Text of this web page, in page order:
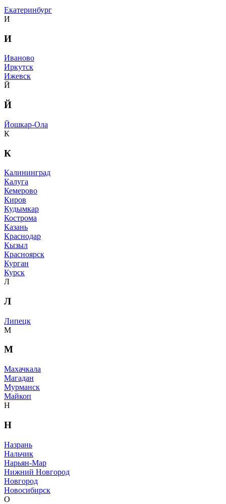
Екатеринбург
И
И
Иваново
Иркутск
Ижевск
Й
Й
Йошкар-Ола
К
К
Калининград
Калуга
Кемерово
Киров
Кудымкар
Кострома
Казань
Краснодар
Кызыл
Красноярск
Курган
Курск
Л
Л
Липецк
М
М
Махачкала
Магадан
Мурманск
Майкоп
Н
Н
Назрань
Нальчик
Нарьян-Мар
Нижний Новгород
Новгород
Новосибирск
О